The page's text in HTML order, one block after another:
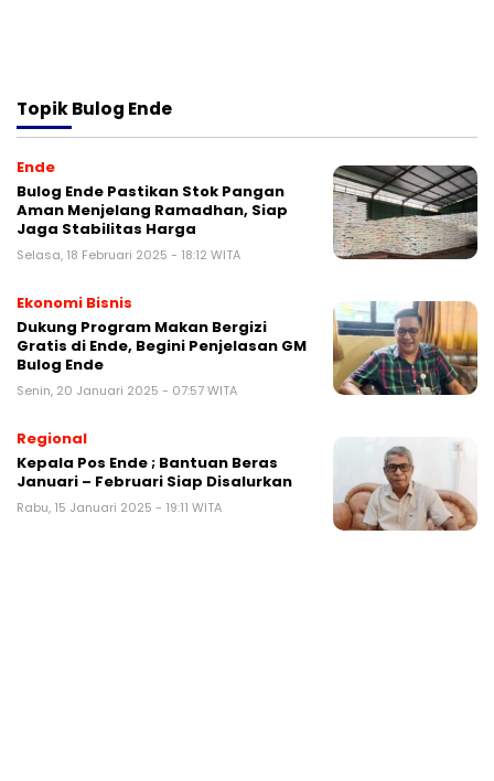
TopikBulog Ende
Ende
Bulog Ende Pastikan Stok Pangan
Aman Menjelang Ramadhan, Siap
Jaga Stabilitas Harga
Selasa, 18 Februari 2025 - 18:12 WITA
Ekonomi Bisnis
Dukung Program Makan Bergizi
Gratis di Ende, Begini Penjelasan GM
Bulog Ende
Senin, 20 Januari 2025 - 07:57 WITA
Regional
Kepala Pos Ende ; Bantuan Beras
Januari – Februari Siap Disalurkan
Rabu, 15 Januari 2025 - 19:11 WITA